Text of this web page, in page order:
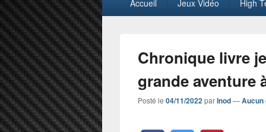
principalAccueil Jeux Vidéo High
Chronique livre
grande aventure
Posté le 04/11/2022parInod—Aucun